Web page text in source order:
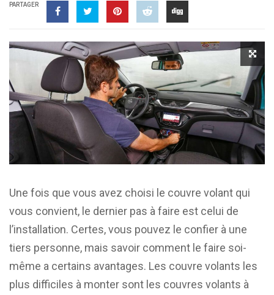
PARTAGER
Une fois que vous avez choisi le couvre volant qui
vous convient, le dernier pas à faire est celui de
l’installation. Certes, vous pouvez le confier à une
tiers personne, mais savoir comment le faire soi-
même a certains avantages. Les couvre volants les
plus difficiles à monter sont les couvres volants à